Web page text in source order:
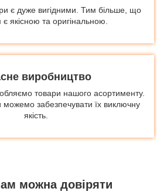
є дуже вигідними. Тим більше, що
є якісною та оригінальною.
виробництво
товари нашого асортименту.
забезпечувати їх виключну
якість.
можна довіряти